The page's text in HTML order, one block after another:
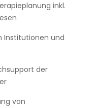
inkl.
Institutionen und
der
von